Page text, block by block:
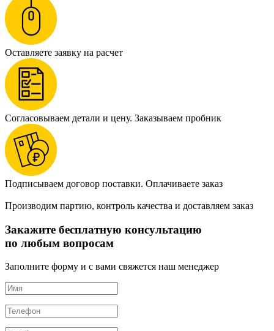
Оставляете заявку на расчет
Согласовываем детали и цену. Заказываем пробник
Подписываем договор поставки. Оплачиваете заказ
Производим партию, контроль качества и доставляем заказ
Закажите бесплатную консультацию
по любым вопросам
Заполните форму и с вами свяжется наш менеджер